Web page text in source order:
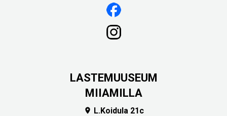
LASTEMUUSEUM
MIIAMILLA
 L.Koidula 21c